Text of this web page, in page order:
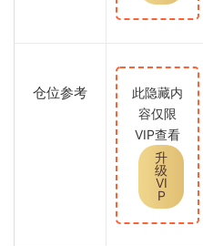
仓位参考
此隐藏内
容仅限
VIP查看
升
级
VI
P